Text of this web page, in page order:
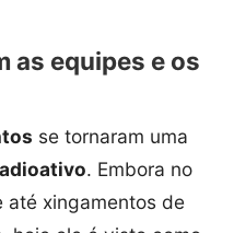
as equipes e os
se tornaram uma
. Embora no
até xingamentos de